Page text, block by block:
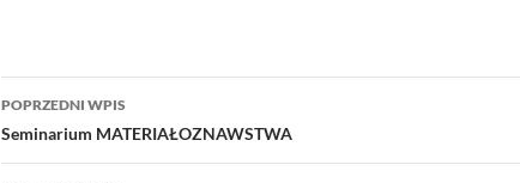
Nawigacja
wpisu
POPRZEDNI WPIS
Seminarium MATERIAŁOZNAWSTWA